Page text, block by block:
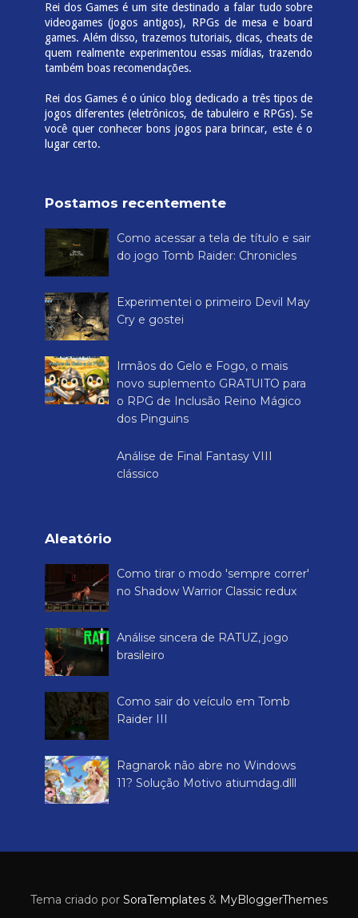
Rei dos Games é um site destinado a falar tudo sobre
videogames (jogos antigos), RPGs de mesa e board
games. Além disso, trazemos tutoriais, dicas, cheats de
quem realmente experimentou essas mídias, trazendo
também boas recomendações.
Rei dos Games é o único blog dedicado a três tipos de
jogos diferentes (eletrônicos, de tabuleiro e RPGs). Se
você quer conhecer bons jogos para brincar, este é o
lugar certo.
Postamos recentemente
Como acessar a tela de título e sair
do jogo Tomb Raider: Chronicles
Experimentei o primeiro Devil May
Cry e gostei
Irmãos do Gelo e Fogo, o mais
novo suplemento GRATUITO para
o RPG de Inclusão Reino Mágico
dos Pinguins
Análise de Final Fantasy VIII
clássico
Aleatório
Como tirar o modo 'sempre correr'
no Shadow Warrior Classic redux
Análise sincera de RATUZ, jogo
brasileiro
Como sair do veículo em Tomb
Raider III
Ragnarok não abre no Windows
11? Solução Motivo atiumdag.dlll
Tema criado por SoraTemplates& MyBloggerThemes